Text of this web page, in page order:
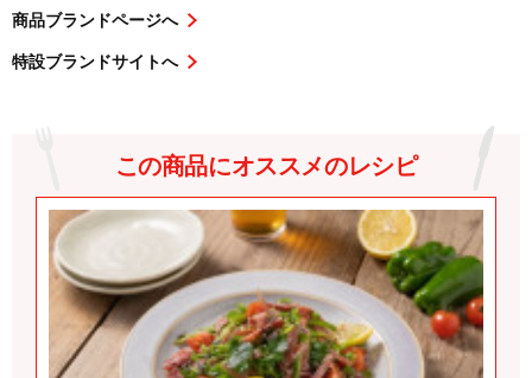
この商品にオススメのレシピ
商品ブランドページへ
特設ブランドサイトへ